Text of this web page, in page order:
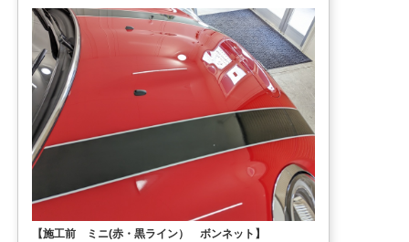
【施工前 ミニ(赤・黒ライン） ボンネット】